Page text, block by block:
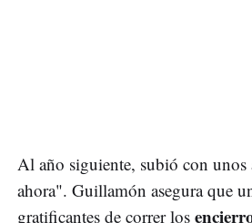
Al año siguiente, subió con
ahora". Guillamón asegura que
gratificantes de correr los